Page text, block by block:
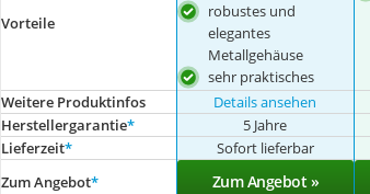
Vorteile
robustes und
elegantes
Metallgehäuse
sehr praktisches
Weitere Produktinfos Details ansehen
Herstellergarantie* 5 Jahre
Lieferzeit* Sofort lieferbar
Zum Angebot* Zum Angebot »